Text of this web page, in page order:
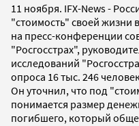
11 ноября. IFX-News -
"стоимость" своей жизни
на пресс-конференции
"Росгосстрах",
исследований
опроса 16 тыс. 246
Он уточнил, что под
понимается размер
погибшего, который